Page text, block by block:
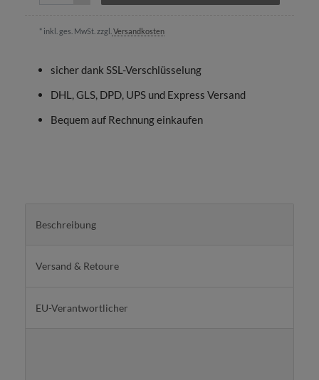
* inkl. ges. MwSt. zzgl. Versandkosten
sicher dank SSL-Verschlüsselung
DHL, GLS, DPD, UPS und Express Versand
Bequem auf Rechnung einkaufen
Beschreibung
Versand & Retoure
EU-Verantwortlicher